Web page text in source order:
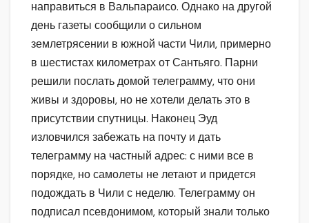
направиться в Вальпараисо. Однако на другой
день газеты сообщили о сильном
землетрясении в южной части Чили, примерно
в шестистах километрах от Сантьяго. Парни
решили послать домой телеграмму, что они
живы и здоровы, но не хотели делать это в
присутствии спутницы. Наконец Эуд
изловчился забежать на почту и дать
телеграмму на частный адрес: с ними все в
порядке, но самолеты не летают и придется
подождать в Чили с неделю. Телеграмму он
подписал псевдонимом, который знали только